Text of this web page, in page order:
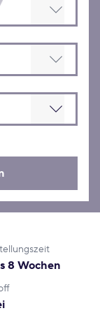
8 Wochen